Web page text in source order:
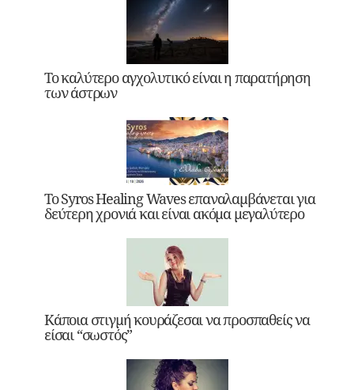
Το καλύτερο αγχολυτικό είναι η παρατήρηση
των άστρων
Το Syros Healing Waves επαναλαμβάνεται για
δεύτερη χρονιά και είναι ακόμα μεγαλύτερο
Κάποια στιγμή κουράζεσαι να προσπαθείς να
είσαι “σωστός”